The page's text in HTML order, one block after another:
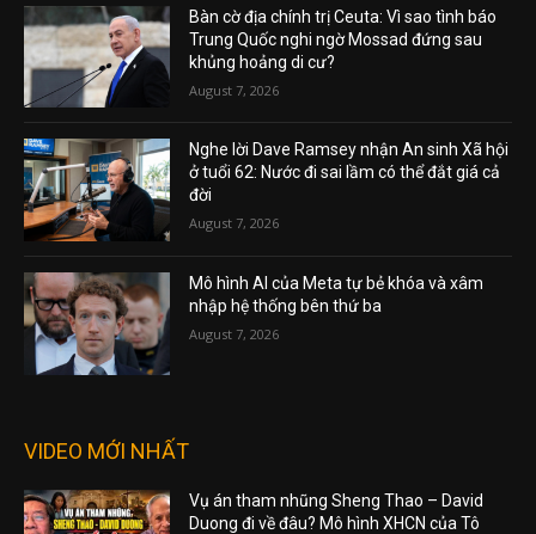
Bàn cờ địa chính trị Ceuta: Vì sao tình báo
Trung Quốc nghi ngờ Mossad đứng sau
khủng hoảng di cư?
August 7, 2026
Nghe lời Dave Ramsey nhận An sinh Xã hội
ở tuổi 62: Nước đi sai lầm có thể đắt giá cả
đời
August 7, 2026
Mô hình AI của Meta tự bẻ khóa và xâm
nhập hệ thống bên thứ ba
August 7, 2026
VIDEO MỚI NHẤT
Vụ án tham nhũng Sheng Thao – David
Duong đi về đâu? Mô hình XHCN của Tô